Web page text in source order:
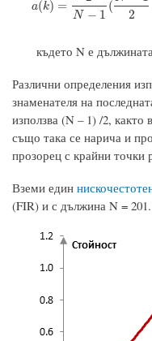
a(k) =
N − 1
(
2
a(k)=2N−1(N−12
където N е
Различни определения
знаменателя на
използва (N – 1) /2,
също така се нарича и
прозорец с крайни точки
Вземи един
(FIR) и с дължина N =